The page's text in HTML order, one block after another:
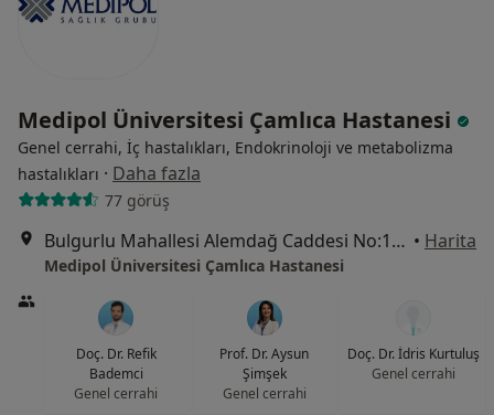
Medipol Üniversitesi Çamlıca Hastanesi
Genel cerrahi, İç hastalıkları, Endokrinoloji ve metabolizma
hastalıkları · Daha fazla
77 görüş
Bulgurlu Mahallesi Alemdağ Caddesi No:100, Üsküdar • Harita
Medipol Üniversitesi Çamlıca Hastanesi
Doç. Dr. Refik
Bademci
Genel cerrahi
Prof. Dr. Aysun
Şimşek
Genel cerrahi
Doç. Dr. İdris Kurtuluş
Genel cerrahi